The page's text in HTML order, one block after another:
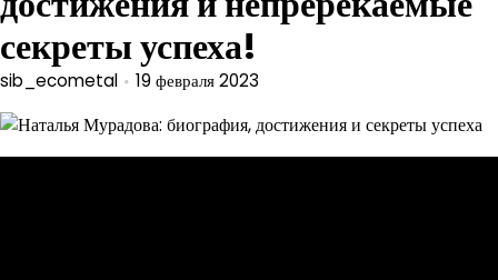
секреты успеха!
sib_ecometal 19 февраля 2023